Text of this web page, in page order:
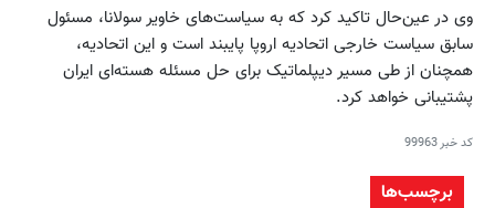
وی در عین‌حال تاکید کرد که به سیاست‌های خاویر سولانا، مسئول
سابق سیاست خارجی اتحادیه اروپا پایبند است و این اتحادیه،
همچنان از طی مسیر دیپلماتیک برای حل مسئله هسته‌ای ایران
پشتیبانی خواهد کرد.
کد خبر99963
برچسب‌ها